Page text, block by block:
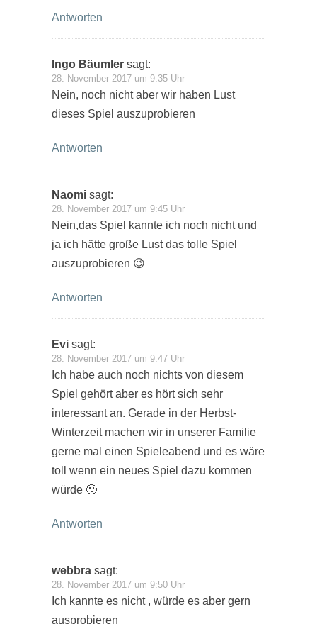
Antworten
Ingo Bäumler sagt:
28. November 2017 um 9:35 Uhr
Nein, noch nicht aber wir haben Lust
dieses Spiel auszuprobieren
Antworten
Naomi sagt:
28. November 2017 um 9:45 Uhr
Nein,das Spiel kannte ich noch nicht und
ja ich hätte große Lust das tolle Spiel
auszuprobieren 😉
Antworten
Evi sagt:
28. November 2017 um 9:47 Uhr
Ich habe auch noch nichts von diesem
Spiel gehört aber es hört sich sehr
interessant an. Gerade in der Herbst-
Winterzeit machen wir in unserer Familie
gerne mal einen Spieleabend und es wäre
toll wenn ein neues Spiel dazu kommen
würde 🙂
Antworten
webbra sagt:
28. November 2017 um 9:50 Uhr
Ich kannte es nicht , würde es aber gern
ausprobieren